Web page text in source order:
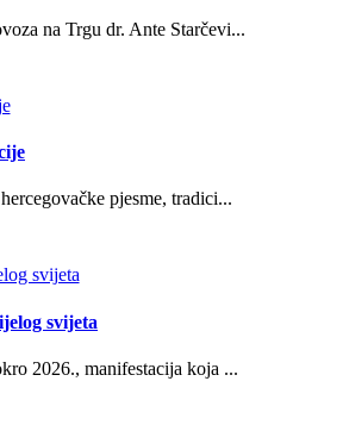
na Trgu dr. Ante Starčevi...
pjesme, tradici...
svijeta
2026., manifestacija koja ...